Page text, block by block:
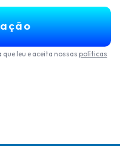
leu e aceita nossas políticas